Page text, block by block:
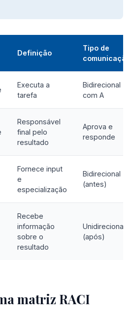
Definição
Tipo de
comunicação
Executa a
tarefa
Bidirecional
com A
Responsável
final pelo
resultado
Aprova e
responde
Fornece input
e
especialização
Bidirecional
(antes)
Recebe
informação
sobre o
resultado
Unidirecional
(após)
matriz RACI